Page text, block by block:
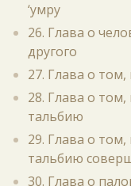
‘умру
26. Глава о
другого
27. Глава о том,
28. Глава о
тальбию
29. Глава о
тальбию
30. Глава о